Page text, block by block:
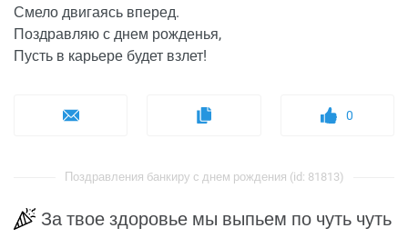
Смело двигаясь вперед.
Поздравляю с днем рожденья,
Пусть в карьере будет взлет!
0
Поздравления банкиру с днем рождения (id: 81813)
За твое здоровье мы выпьем по чуть чуть